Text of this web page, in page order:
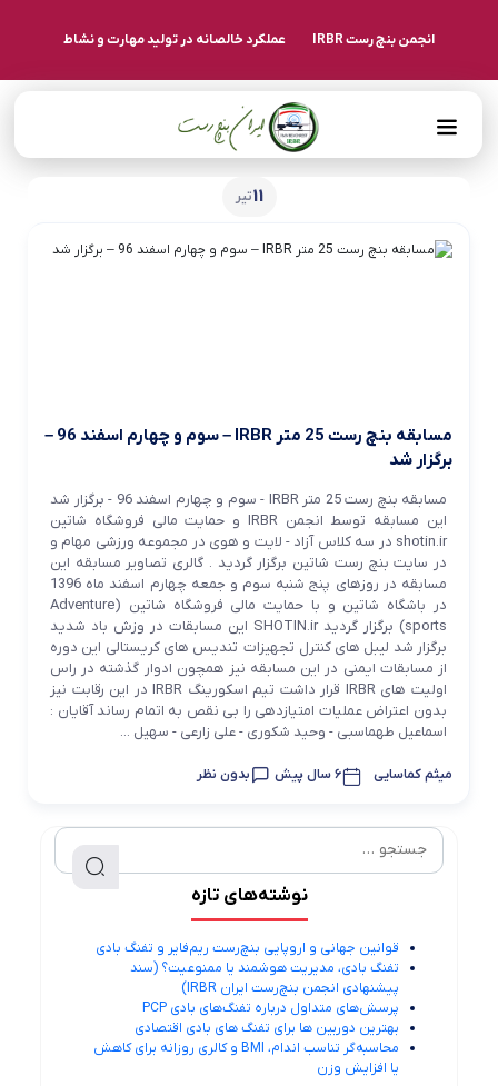
انجمن بنچ رست IRBR عملکرد خالصانه در تولید مهارت و نشاط
11تیر
مسابقه بنچ رست 25 متر IRBR – سوم و چهارم اسفند 96 –
برگزار شد
مسابقه بنچ رست 25 متر IRBR - سوم و چهارم اسفند 96 - برگزار شد
این مسابقه توسط انجمن IRBR و حمایت مالی فروشگاه شاتین
shotin.ir در سه کلاس آزاد - لایت و هوی در مجموعه ورزشی مهام و
در سایت بنچ رست شاتین برگزار گردید . گالری تصاویر مسابقه این
مسابقه در روزهای پنج شنبه سوم و جمعه چهارم اسفند ماه 1396
در باشگاه شاتین و با حمایت مالی فروشگاه شاتین (Adventure
sports) برگزار گردید SHOTIN.ir این مسابقات در وزش باد شدید
برگزار شد لیبل های کنترل تجهیزات تندیس های کریستالی این دوره
از مسابقات ایمنی در این مسابقه نیز همچون ادوار گذشته در راس
اولیت های IRBR قرار داشت تیم اسکورینگ IRBR در این رقابت نیز
بدون اعتراض عملیات امتیازدهی را بی نقص به اتمام رساند آقایان :
اسماعیل طهماسبی - وحید شکوری - علی زارعی - سهیل ...
میثم کماسایی 6 سال پیش بدون نظر
نوشته‌های تازه
قوانین جهانی و اروپایی بنچ‌رست ریم‌فایر و تفنگ بادی
تفنگ بادی، مدیریت هوشمند یا ممنوعیت؟ (سند
پیشنهادی انجمن بنچ‌رست ایران IRBR)
پرسش‌های متداول درباره تفنگ‌های بادی PCP
بهترین دوربین ها برای تفنگ های بادی اقتصادی
محاسبه‌گر تناسب اندام، BMI و کالری روزانه برای کاهش
یا افزایش وزن